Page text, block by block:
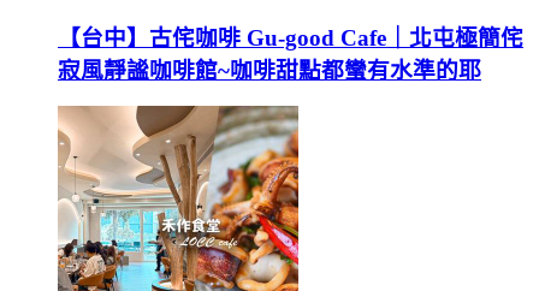
【台中】古侘咖啡 Gu-good Cafe｜北屯極簡侘
寂風靜謐咖啡館~咖啡甜點都蠻有水準的耶